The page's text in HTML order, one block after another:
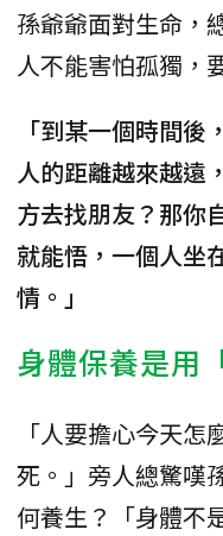
孫爺爺面對生命，
人不能害怕孤獨，
「到某一個時間
人的距離越來越遠
方去找朋友？那你
就能悟，一個人坐
情。」
身體保養是用
「人要擔心今天
死。」旁人總驚嘆
何養生？「身體不